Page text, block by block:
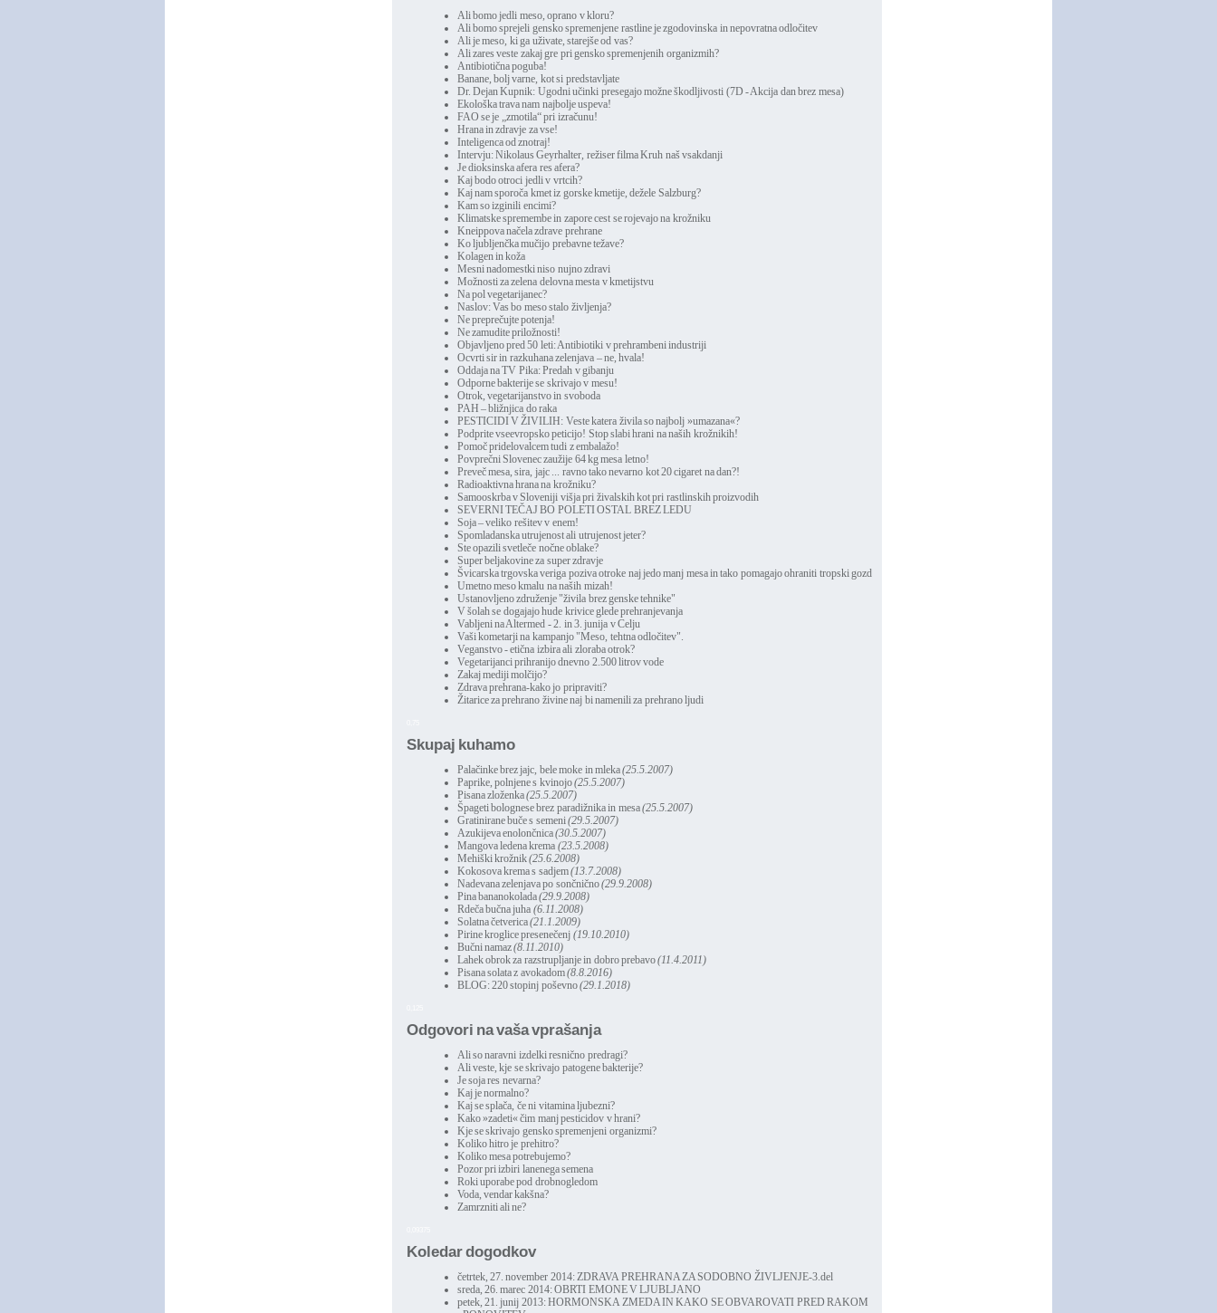
Ali bomo jedli meso, oprano v kloru?
Ali bomo sprejeli gensko spremenjene rastline je zgodovinska in nepovratna odločitev
Ali je meso, ki ga uživate, starejše od vas?
Ali zares veste zakaj gre pri gensko spremenjenih organizmih?
Antibiotična poguba!
Banane, bolj varne, kot si predstavljate
Dr. Dejan Kupnik: Ugodni učinki presegajo možne škodljivosti (7D - Akcija dan brez mesa)
Ekološka trava nam najbolje uspeva!
FAO se je „zmotila“ pri izračunu!
Hrana in zdravje za vse!
Inteligenca od znotraj!
Intervju: Nikolaus Geyrhalter, režiser filma Kruh naš vsakdanji
Je dioksinska afera res afera?
Kaj bodo otroci jedli v vrtcih?
Kaj nam sporoča kmet iz gorske kmetije, dežele Salzburg?
Kam so izginili encimi?
Klimatske spremembe in zapore cest se rojevajo na krožniku
Kneippova načela zdrave prehrane
Ko ljubljenčka mučijo prebavne težave?
Kolagen in koža
Mesni nadomestki niso nujno zdravi
Možnosti za zelena delovna mesta v kmetijstvu
Na pol vegetarijanec?
Naslov: Vas bo meso stalo življenja?
Ne preprečujte potenja!
Ne zamudite priložnosti!
Objavljeno pred 50 leti: Antibiotiki v prehrambeni industriji
Ocvrti sir in razkuhana zelenjava – ne, hvala!
Oddaja na TV Pika: Predah v gibanju
Odporne bakterije se skrivajo v mesu!
Otrok, vegetarijanstvo in svoboda
PAH – bližnjica do raka
PESTICIDI V ŽIVILIH: Veste katera živila so najbolj »umazana«?
Podprite vseevropsko peticijo! Stop slabi hrani na naših krožnikih!
Pomoč pridelovalcem tudi z embalažo!
Povprečni Slovenec zaužije 64 kg mesa letno!
Preveč mesa, sira, jajc ... ravno tako nevarno kot 20 cigaret na dan?!
Radioaktivna hrana na krožniku?
Samooskrba v Sloveniji višja pri živalskih kot pri rastlinskih proizvodih
SEVERNI TEČAJ BO POLETI OSTAL BREZ LEDU
Soja – veliko rešitev v enem!
Spomladanska utrujenost ali utrujenost jeter?
Ste opazili svetleče nočne oblake?
Super beljakovine za super zdravje
Švicarska trgovska veriga poziva otroke naj jedo manj mesa in tako pomagajo ohraniti tropski gozd
Umetno meso kmalu na naših mizah!
Ustanovljeno združenje "živila brez genske tehnike"
V šolah se dogajajo hude krivice glede prehranjevanja
Vabljeni na Altermed - 2. in 3. junija v Celju
Vaši kometarji na kampanjo "Meso, tehtna odločitev".
Veganstvo - etična izbira ali zloraba otrok?
Vegetarijanci prihranijo dnevno 2.500 litrov vode
Zakaj mediji molčijo?
Zdrava prehrana-kako jo pripraviti?
Žitarice za prehrano živine naj bi namenili za prehrano ljudi
Skupaj kuhamo
Palačinke brez jajc, bele moke in mleka(25.5.2007)
Paprike, polnjene s kvinojo(25.5.2007)
Pisana zloženka(25.5.2007)
Špageti bolognese brez paradižnika in mesa(25.5.2007)
Gratinirane buče s semeni(29.5.2007)
Azukijeva enolončnica(30.5.2007)
Mangova ledena krema (23.5.2008)
Mehiški krožnik(25.6.2008)
Kokosova krema s sadjem(13.7.2008)
Nadevana zelenjava po sončnično(29.9.2008)
Pina bananokolada(29.9.2008)
Rdeča bučna juha (6.11.2008)
Solatna četverica(21.1.2009)
Pirine kroglice presenečenj (19.10.2010)
Bučni namaz(8.11.2010)
Lahek obrok za razstrupljanje in dobro prebavo(11.4.2011)
Pisana solata z avokadom(8.8.2016)
BLOG: 220 stopinj poševno(29.1.2018)
Odgovori na vaša vprašanja
Ali so naravni izdelki resnično predragi?
Ali veste, kje se skrivajo patogene bakterije?
Je soja res nevarna?
Kaj je normalno?
Kaj se splača, če ni vitamina ljubezni?
Kako »zadeti« čim manj pesticidov v hrani?
Kje se skrivajo gensko spremenjeni organizmi?
Koliko hitro je prehitro?
Koliko mesa potrebujemo?
Pozor pri izbiri lanenega semena
Roki uporabe pod drobnogledom
Voda, vendar kakšna?
Zamrzniti ali ne?
Koledar dogodkov
četrtek, 27. november 2014:ZDRAVA PREHRANA ZA SODOBNO ŽIVLJENJE-3.del
sreda, 26. marec 2014:OBRTI EMONE V LJUBLJANO
petek, 21. junij 2013:HORMONSKA ZMEDA IN KAKO SE OBVAROVATI PRED RAKOM